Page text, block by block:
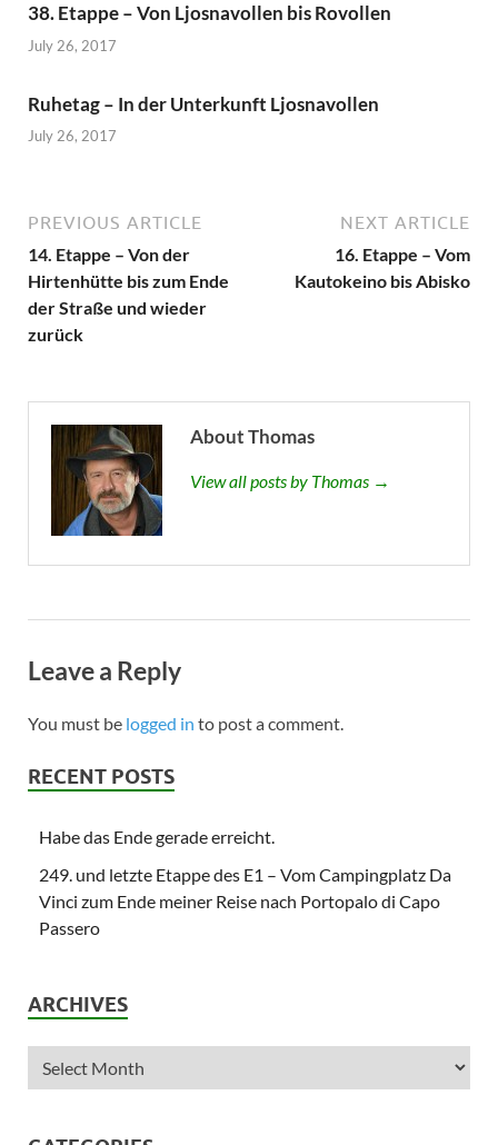
38. Etappe – Von Ljosnavollen bis Rovollen
July 26, 2017
Ruhetag – In der Unterkunft Ljosnavollen
July 26, 2017
PREVIOUS ARTICLE
14. Etappe – Von der
Hirtenhütte bis zum Ende
der Straße und wieder
zurück
NEXT ARTICLE
16. Etappe – Vom
Kautokeino bis Abisko
About Thomas
View all posts by Thomas →
Leave a Reply
You must be logged in to post a comment.
RECENT POSTS
Habe das Ende gerade erreicht.
249. und letzte Etappe des E1 – Vom Campingplatz Da
Vinci zum Ende meiner Reise nach Portopalo di Capo
Passero
ARCHIVES